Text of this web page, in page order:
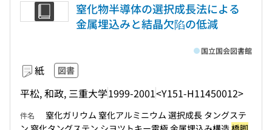
窒化物半導体の選択成長法による
金属埋込みと結晶欠陷の低減
紙 図書
平松, 和政, 三重大学1999-2001<Y151-H11450012>
国立国会図書館
件名
窒化ガリウム 窒化アルミニウム 選択成長 タングステ